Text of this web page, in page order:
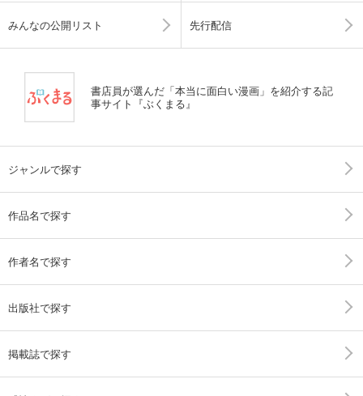
みんなの公開リスト 先行配信
書店員が選んだ「本当に面白い漫画」を紹介する記
事サイト『ぶくまる』
ジャンルで探す
作品名で探す
作者名で探す
出版社で探す
掲載誌で探す